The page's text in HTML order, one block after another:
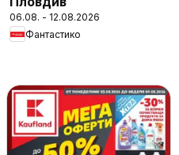
06.08. - 12.08.2026
Фантастико